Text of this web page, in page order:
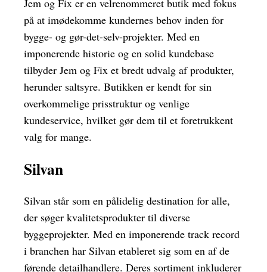
Jem og Fix er en velrenommeret butik med fokus
på at imødekomme kundernes behov inden for
bygge- og gør-det-selv-projekter. Med en
imponerende historie og en solid kundebase
tilbyder Jem og Fix et bredt udvalg af produkter,
herunder saltsyre. Butikken er kendt for sin
overkommelige prisstruktur og venlige
kundeservice, hvilket gør dem til et foretrukkent
valg for mange.
Silvan
Silvan står som en pålidelig destination for alle,
der søger kvalitetsprodukter til diverse
byggeprojekter. Med en imponerende track record
i branchen har Silvan etableret sig som en af de
førende detailhandlere. Deres sortiment inkluderer